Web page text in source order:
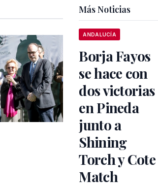
Más Noticias
ANDALUCÍA
Borja Fayos
se hace con
dos victorias
en Pineda
junto a
Shining
Torch y Cote
Match